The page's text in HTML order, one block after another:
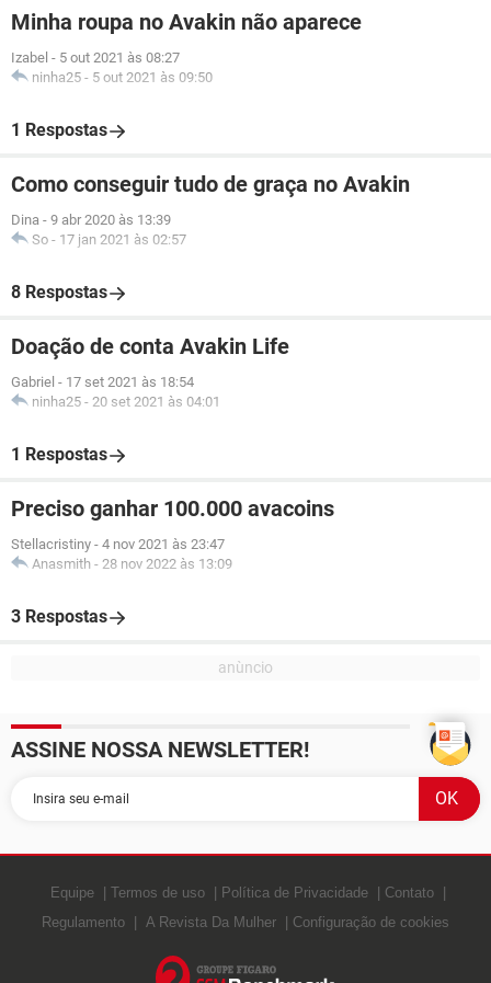
Minha roupa no Avakin não aparece
Izabel - 5 out 2021 às 08:27
ninha25 - 5 out 2021 às 09:50
1 Respostas
Como conseguir tudo de graça no Avakin
Dina - 9 abr 2020 às 13:39
So - 17 jan 2021 às 02:57
8 Respostas
Doação de conta Avakin Life
Gabriel - 17 set 2021 às 18:54
ninha25 - 20 set 2021 às 04:01
1 Respostas
Preciso ganhar 100.000 avacoins
Stellacristiny - 4 nov 2021 às 23:47
Anasmith - 28 nov 2022 às 13:09
3 Respostas
ASSINE NOSSA NEWSLETTER!
Equipe Termos de uso Política de Privacidade
Contato
Regulamento
A Revista Da Mulher Configuração de cookies